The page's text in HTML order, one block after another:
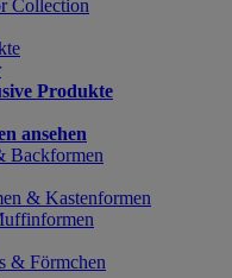
Collection
Produkte
ansehen
Backformen
& Kastenformen
& Förmchen